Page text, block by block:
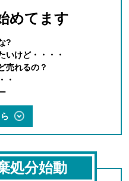
めてます
?
けど・・・・
売れるの？
・
処分始動